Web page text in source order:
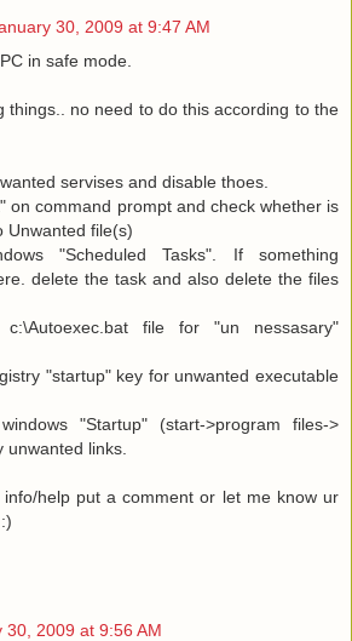
30, 2009 at 9:47 AM
in safe mode.
things.. no need to do this according to the
servises and disable thoes.
on command prompt and check whether is
Unwanted file(s)
"Scheduled Tasks". If something
delete the task and also delete the files
file for "un nessasary"
"startup" key for unwanted executable
"Startup" (start->program files->
links.
help put a comment or let me know ur
30, 2009 at 9:56 AM